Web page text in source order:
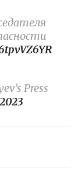
Press